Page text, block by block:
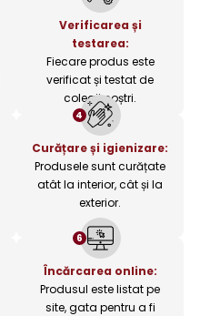
Verificarea și
testarea:
Fiecare produs este
verificat și testat de
colegii noștri.
4
Curățare și igienizare:
Produsele sunt curățate
atât la interior, cât și la
exterior.
6
Încărcarea online:
Produsul este listat pe
site, gata pentru a fi